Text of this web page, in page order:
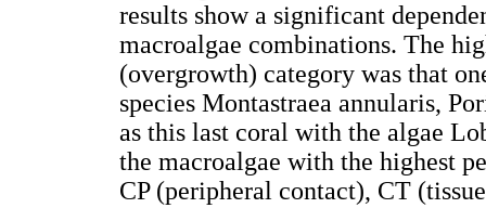
results show a significant
macroalgae combinations. The
(overgrowth) category was that
species Montastraea annularis,
as this last coral with the algae
the macroalgae with the highest
CP (peripheral contact), CT